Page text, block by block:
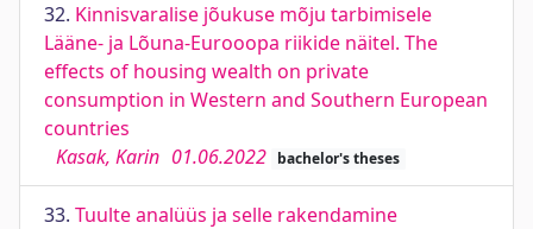
32. Kinnisvaralise jõukuse mõju tarbimisele
Lääne- ja Lõuna-Eurooopa riikide näitel. The
effects of housing wealth on private
consumption in Western and Southern European
countries
Kasak, Karin 01.06.2022 bachelor's theses
33. Tuulte analüüs ja selle rakendamine